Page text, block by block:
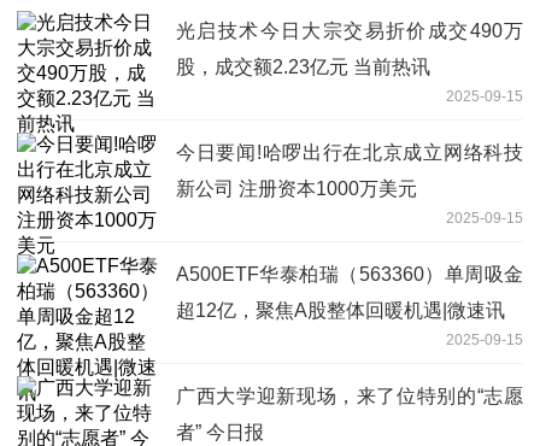
光启技术今日大宗交易折价成交490万
股，成交额2.23亿元 当前热讯
2025-09-15
今日要闻!哈啰出行在北京成立网络科技
新公司 注册资本1000万美元
2025-09-15
A500ETF华泰柏瑞（563360）单周吸金
超12亿，聚焦A股整体回暖机遇|微速讯
2025-09-15
广西大学迎新现场，来了位特别的“志愿
者” 今日报